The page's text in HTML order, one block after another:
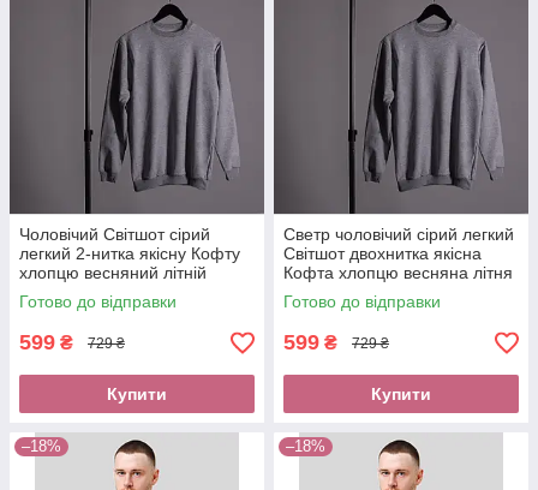
Чоловічий Світшот сірий
легкий 2-нитка якісну Кофту
хлопцю весняний літній
Светр трикотаж оплата без
передоплати новою поштою
Готово до відправки
599 ₴ 729 ₴
Купити
Светр чоловічий сірий легкий
Світшот двохнитка якісна
Кофта хлопцю весняна літня
Пайта оплата при отриманні
нова пошта
Готово до відправки
599 ₴ 729 ₴
Купити
–18% –18%